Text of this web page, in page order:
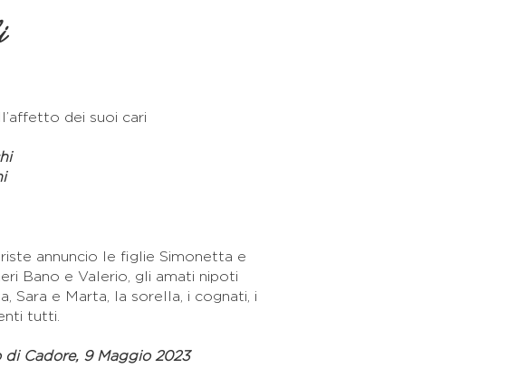
dei suoi cari
annuncio le figlie Simonetta e
Bano e Valerio, gli amati nipoti
Sara e Marta, la sorella, i cognati, i
tutti.
di Cadore, 9 Maggio 2023